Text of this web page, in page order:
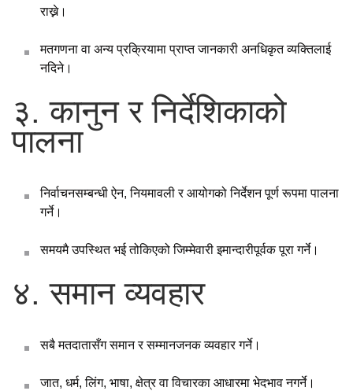
राख्ने।
मतगणना वा अन्य प्रक्रियामा प्राप्त जानकारी अनधिकृत व्यक्तिलाई
नदिने।
३. कानुन र निर्देशिकाको
पालना
निर्वाचनसम्बन्धी ऐन, नियमावली र आयोगको निर्देशन पूर्ण रूपमा पालना
गर्ने।
समयमै उपस्थित भई तोकिएको जिम्मेवारी इमान्दारीपूर्वक पूरा गर्ने।
४. समान व्यवहार
सबै मतदातासँग समान र सम्मानजनक व्यवहार गर्ने।
जात, धर्म, लिंग, भाषा, क्षेत्र वा विचारका आधारमा भेदभाव नगर्ने।